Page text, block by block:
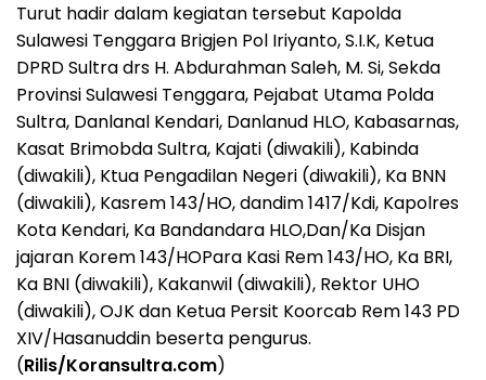
Turut hadir dalam kegiatan tersebut Kapolda
Sulawesi Tenggara Brigjen Pol Iriyanto, S.I.K, Ketua
DPRD Sultra drs H. Abdurahman Saleh, M. Si, Sekda
Provinsi Sulawesi Tenggara, Pejabat Utama Polda
Sultra, Danlanal Kendari, Danlanud HLO, Kabasarnas,
Kasat Brimobda Sultra, Kajati (diwakili), Kabinda
(diwakili), Ktua Pengadilan Negeri (diwakili), Ka BNN
(diwakili), Kasrem 143/HO, dandim 1417/Kdi, Kapolres
Kota Kendari, Ka Bandandara HLO,Dan/Ka Disjan
jajaran Korem 143/HOPara Kasi Rem 143/HO, Ka BRI,
Ka BNI (diwakili), Kakanwil (diwakili), Rektor UHO
(diwakili), OJK dan Ketua Persit Koorcab Rem 143 PD
XIV/Hasanuddin beserta pengurus.
(Rilis/Koransultra.com)